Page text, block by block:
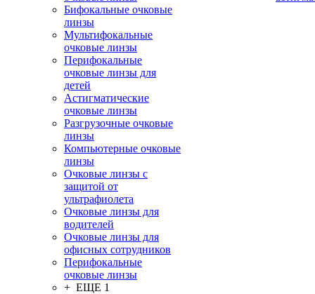
Бифокальные очковые
линзы
Мультифокальные
очковые линзы
Перифокальные
очковые линзы для
детей
Астигматические
очковые линзы
Разгрузочные очковые
линзы
Компьютерные очковые
линзы
Очковые линзы с
защитой от
ультрафиолета
Очковые линзы для
водителей
Очковые линзы для
офисных сотрудников
Перифокальные
очковые линзы
+ ЕЩЕ 1